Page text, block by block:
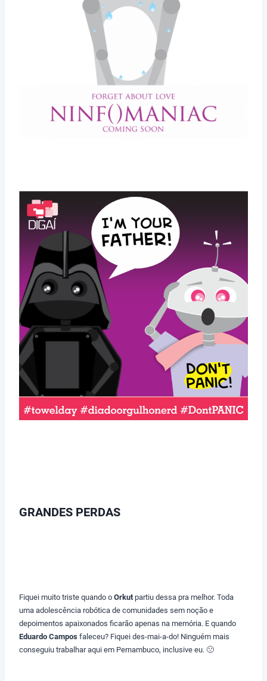
GRANDES PERDAS
Fiquei muito triste quando o Orkutpartiu dessa pra melhor. Toda
uma adolescência robótica de comunidades sem noção e
depoimentos apaixonados ficarão apenas na memória. E quando
Eduardo Campos faleceu? Fiquei des-mai-a-do! Ninguém mais
conseguiu trabalhar aqui em Pernambuco, inclusive eu. 🙁